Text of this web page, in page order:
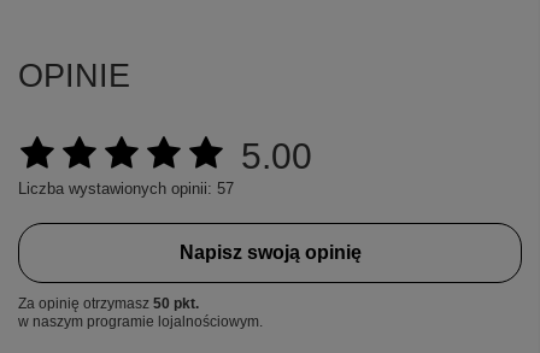
OPINIE
5.00
Liczba wystawionych opinii: 57
Napisz swoją opinię
Za opinię otrzymasz 50 pkt.
w naszym programie lojalnościowym.